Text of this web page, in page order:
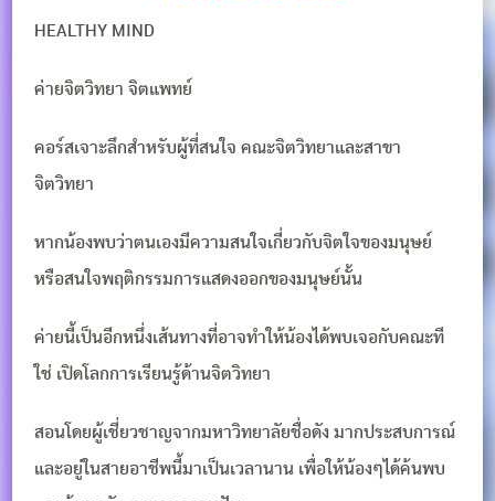
HEALTHY MIND
ค่ายจิตวิทยา จิตแพทย์
คอร์สเจาะลึกสำหรับผู้ที่สนใจ คณะจิตวิทยาและสาขา
จิตวิทยา
หากน้องพบว่าตนเองมีความสนใจเกี่ยวกับจิตใจของมนุษย์
หรือสนใจพฤติกรรมการแสดงออกของมนุษย์นั้น
ค่ายนี้เป็นอีกหนึ่งเส้นทางที่อาจทำให้น้องได้พบเจอกับคณะที
ใช่ เปิดโลกการเรียนรู้ด้านจิตวิทยา
สอนโดยผู้เชี่ยวชาญจากมหาวิทยาลัยชื่อดัง มากประสบการณ์
และอยู่ในสายอาชีพนี้มาเป็นเวลานาน เพื่อให้น้องๆได้ค้นพบ